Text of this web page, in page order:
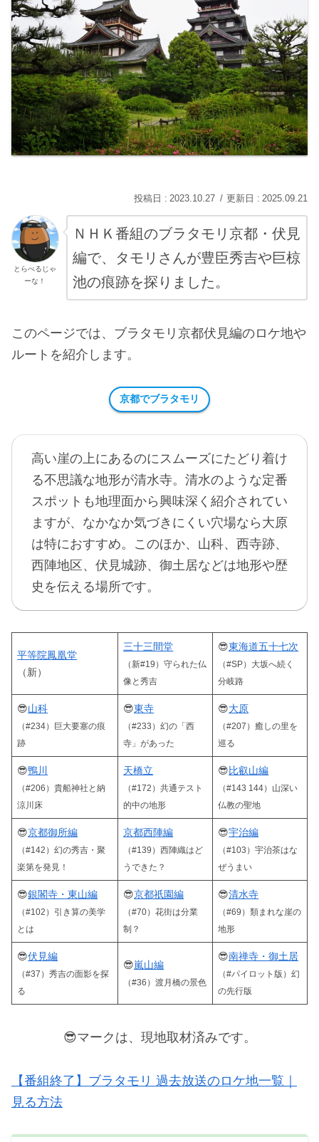
2023.10.27 2025.09.21
とらべるじゃ
ーな！
ＮＨＫ番組のブラタモリ京都・伏見
編で、タモリさんが豊臣秀吉や巨椋
池の痕跡を探りました。
このページでは、ブラタモリ京都伏見編のロケ地や
ルートを紹介します。
京都でブラタモリ
高い崖の上にあるのにスムーズにたどり着け
る不思議な地形が清水寺。清水のような定番
スポットも地理面から興味深く紹介されてい
ますが、なかなか気づきにくい穴場なら大原
は特におすすめ。このほか、山科、西寺跡、
西陣地区、伏見城跡、御土居などは地形や歴
史を伝える場所です。
平等院鳳凰堂
（新）
三十三間堂
（新#19）守られた仏
像と秀吉
😎東海道五十七次
（#SP）大坂へ続く
分岐路
😎山科
（#234）巨大要塞の痕
跡
😎東寺
（#233）幻の「西
寺」があった
😎大原
（#207）癒しの里を
巡る
😎鴨川
（#206）貴船神社と納
涼川床
天橋立
（#172）共通テスト
的中の地形
😎比叡山編
（#143 144）山深い
仏教の聖地
😎京都御所編
（#142）幻の秀吉 ・聚
楽第を発見！
京都西陣編
（#139）西陣織はど
うできた？
😎宇治編
（#103）宇治茶はな
ぜうまい
😎銀閣寺・東山編
（#102）引き算の美学
とは
😎京都祇園編
（#70）花街は分業
制？
😎清水寺
（#69）類まれな崖の
地形
😎伏見編
（#37）秀吉の面影を探
る
😎嵐山編
（#36）渡月橋の景色
😎南禅寺・御土居
（#パイロット版）幻
の先行版
😎マークは、現地取材済みです。
【番組終了】ブラタモリ 過去放送のロケ地一覧｜
見る方法